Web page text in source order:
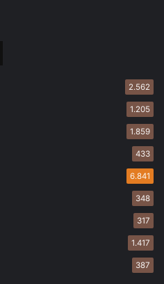
2.562
1.205
1.859
433
6.841
348
317
1.417
387